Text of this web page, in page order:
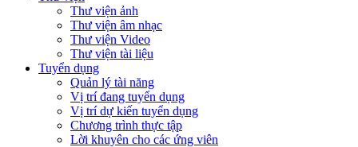
Thư viện ảnh
Thư viện âm nhạc
Thư viện Video
Thư viện tài liệu
Tuyển dụng
Quản lý tài năng
Vị trí đang tuyển dụng
Vị trí dự kiến tuyển dụng
Chương trình thực tập
Lời khuyên cho các ứng viên